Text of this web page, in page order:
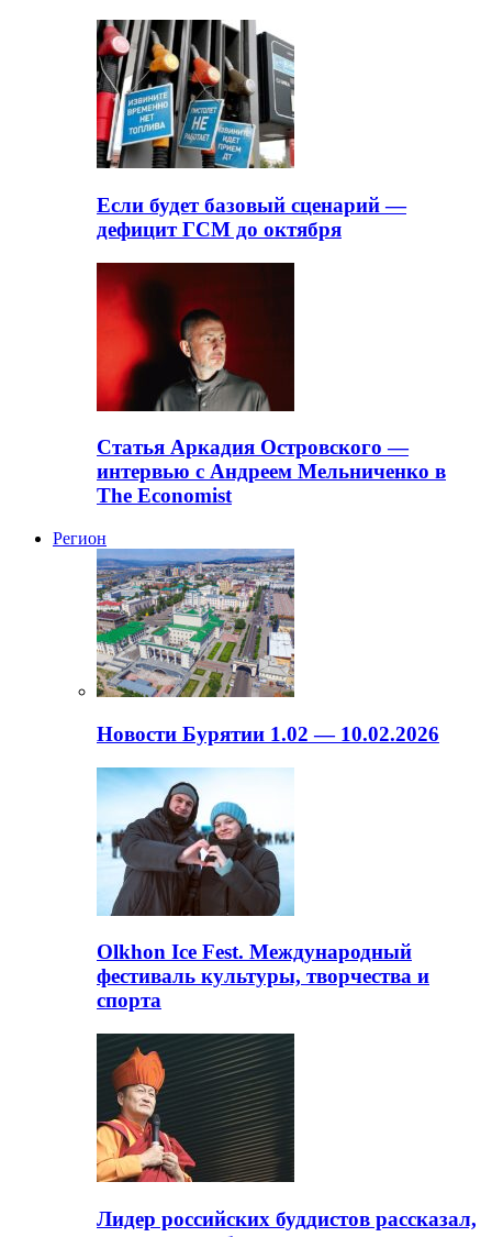
Если будет базовый сценарий —
дефицит ГСМ до октября
Статья Аркадия Островского —
интервью с Андреем Мельниченко в
The Economist
Регион
Новости Бурятии 1.02 — 10.02.2026
Olkhon Ice Fest. Международный
фестиваль культуры, творчества и
спорта
Лидер российских буддистов рассказал,